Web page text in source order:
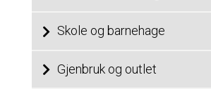
Skole og barnehage
Gjenbruk og outlet